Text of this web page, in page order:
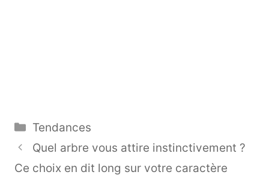
Catégories
Tendances
Quel arbre vous attire instinctivement ?
Ce choix en dit long sur votre caractère